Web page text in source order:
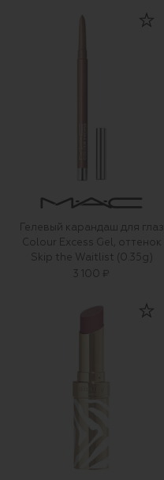
Гелевый карандаш для глаз
Colour Excess Gel, оттенок
Skip the Waitlist (0.35g)
3 100 ₽